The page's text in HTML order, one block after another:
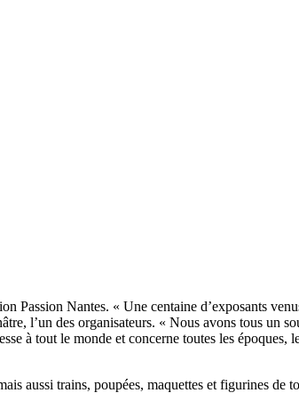
Passion Nantes. « Une centaine d’exposants
l’un des organisateurs. « Nous avons tous un
à tout le monde et concerne toutes les époques,
aussi trains, poupées, maquettes et figurines de